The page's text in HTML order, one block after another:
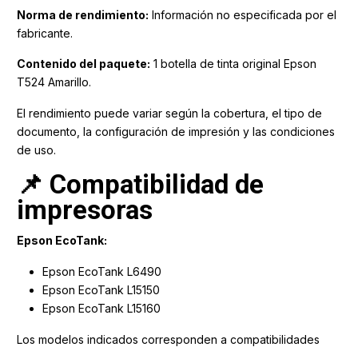
Norma de rendimiento: Información no especificada por el
fabricante.
Contenido del paquete: 1 botella de tinta original Epson
T524 Amarillo.
El rendimiento puede variar según la cobertura, el tipo de
documento, la configuración de impresión y las condiciones
de uso.
📌 Compatibilidad de
impresoras
Epson EcoTank:
Epson EcoTank L6490
Epson EcoTank L15150
Epson EcoTank L15160
Los modelos indicados corresponden a compatibilidades